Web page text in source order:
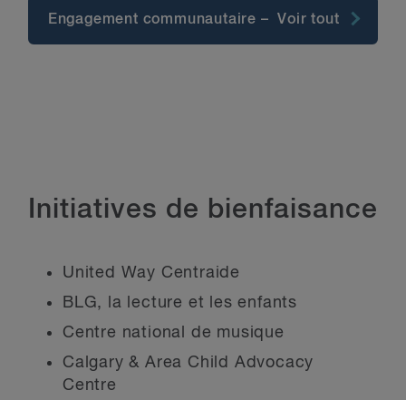
Engagement communautaire – Voir tout
Initiatives de bienfaisance
United Way Centraide
BLG, la lecture et les enfants
Centre national de musique
Calgary & Area Child Advocacy
Centre